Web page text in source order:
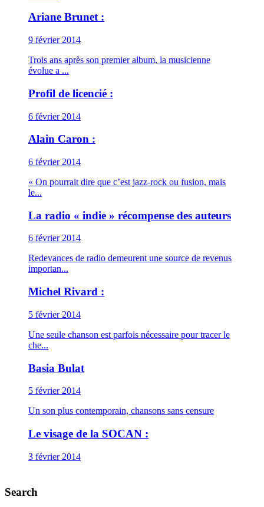
Ariane Brunet :
9 février 2014
Trois ans après son premier album, la musicienne
évolue a ...
Profil de licencié :
6 février 2014
Alain Caron :
6 février 2014
« On pourrait dire que c’est jazz-rock ou fusion, mais
le...
La radio « indie » récompense des auteurs
6 février 2014
Redevances de radio demeurent une source de revenus
importan...
Michel Rivard :
5 février 2014
Une seule chanson est parfois nécessaire pour tracer le
che...
Basia Bulat
5 février 2014
Un son plus contemporain, chansons sans censure
Le visage de la SOCAN :
3 février 2014
Search